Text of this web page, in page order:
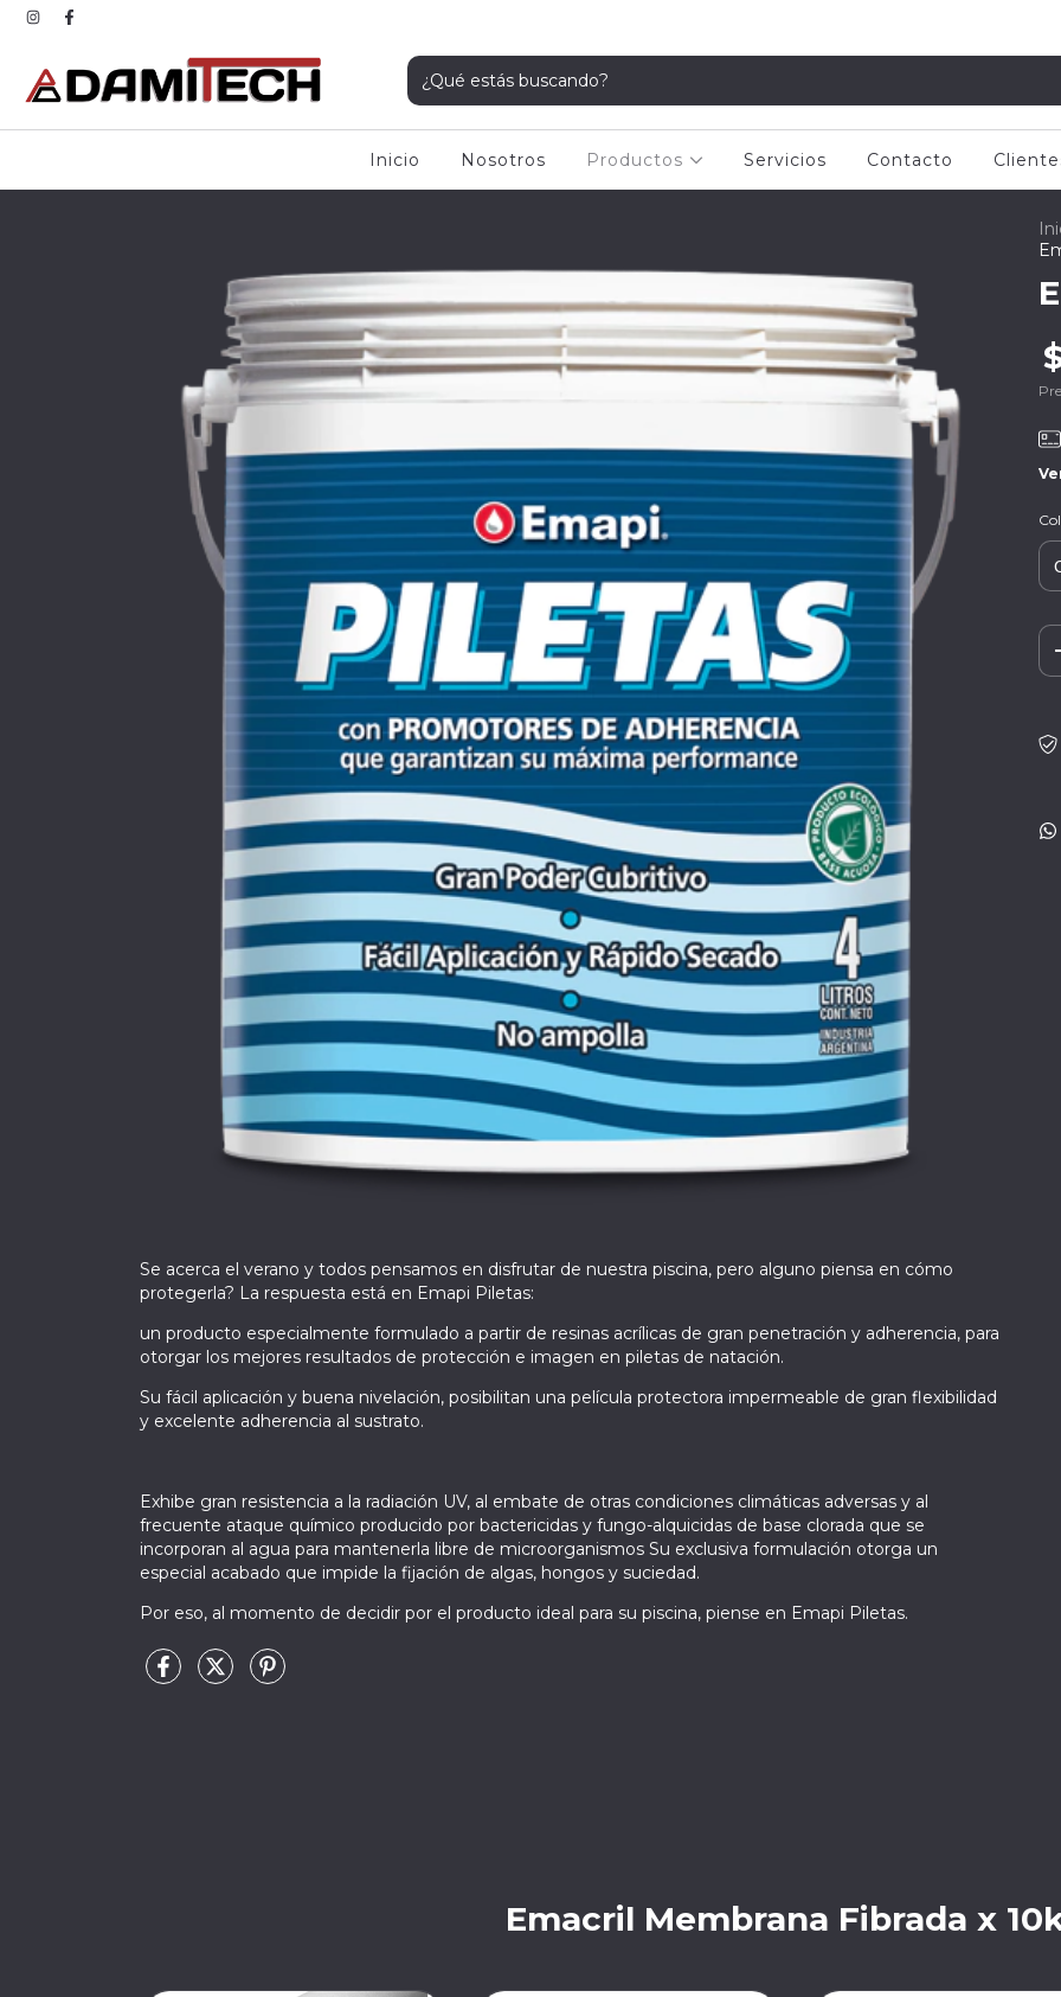
Inicio Nosotros Productos Servicios Contacto
Se acerca el verano y todos pensamos en disfrutar de nuestra piscina, pero alguno piensa en cómo
protegerla? La respuesta está en Emapi Piletas:
un producto especialmente formulado a partir de resinas acrílicas de gran penetración y adherencia, para
otorgar los mejores resultados de protección e imagen en piletas de natación.
Su fácil aplicación y buena nivelación, posibilitan una película protectora impermeable de gran flexibilidad
y excelente adherencia al sustrato.
Exhibe gran resistencia a la radiación UV, al embate de otras condiciones climáticas adversas y al
frecuente ataque químico producido por bactericidas y fungo-alquicidas de base clorada que se
incorporan al agua para mantenerla libre de microorganismos Su exclusiva formulación otorga un
especial acabado que impide la fijación de algas, hongos y suciedad.
Por eso, al momento de decidir por el producto ideal para su piscina, piense en Emapi Piletas.
Emacril Membrana Fibrada x